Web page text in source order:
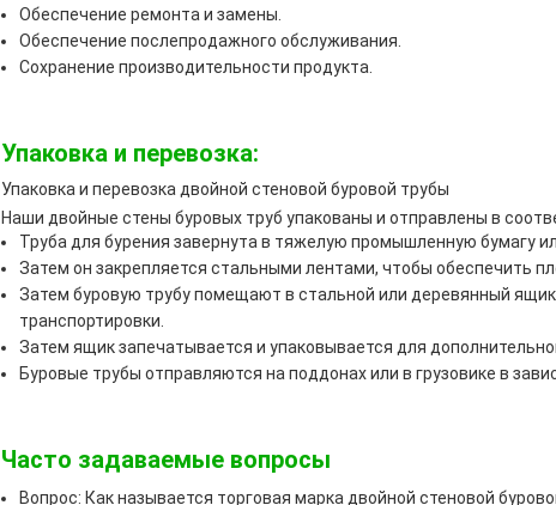
Обеспечение ремонта и замены.
Обеспечение послепродажного обслуживания.
Сохранение производительности продукта.
Упаковка и перевозка:
Упаковка и перевозка двойной стеновой буровой трубы
Наши двойные стены буровых труб упакованы и отправлены в
Труба для бурения завернута в тяжелую промышленную бумагу
Затем он закрепляется стальными лентами, чтобы обеспечить
Затем буровую трубу помещают в стальной или деревянный
транспортировки.
Затем ящик запечатывается и упаковывается для
Буровые трубы отправляются на поддонах или в грузовике в
Часто задаваемые вопросы
Вопрос: Как называется торговая марка двойной стеновой